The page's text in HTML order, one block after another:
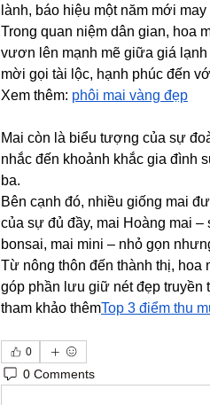
lành, báo hiệu một năm mới
Trong quan niệm dân gian, hoa
vươn lên mạnh mẽ giữa giá
mời gọi tài lộc, hạnh phúc đến
Xem thêm: phôi mai vàng đẹp
Mai còn là biểu tượng của sự
nhắc đến khoảnh khắc gia đình
ba.
Bên cạnh đó, nhiều giống mai
của sự đủ đầy, mai Hoàng mai
bonsai, mai mini – nhỏ gọn
Từ nông thôn đến thành thị, hoa
góp phần lưu giữ nét đẹp truyền
tham khảo thêmTop 3 điểm thu
0
0 Comments